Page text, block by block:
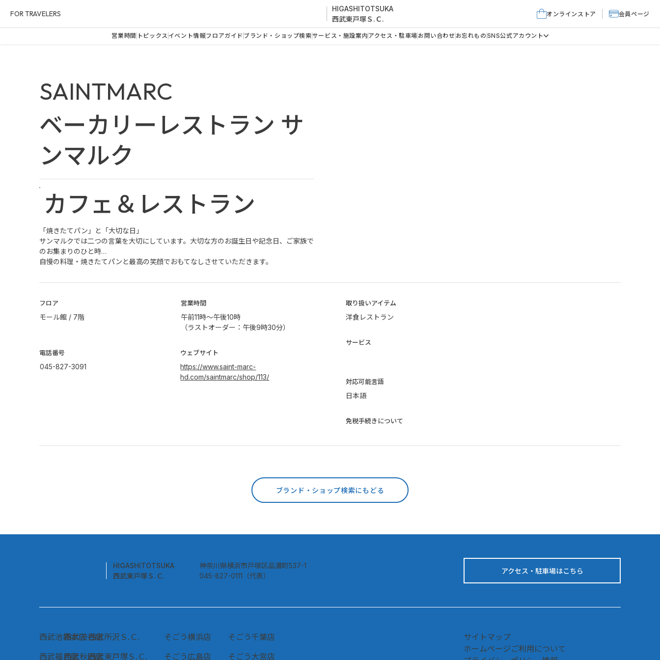
FOR TRAVELERS
HIGASHITOTSUKA
西武東戸塚Ｓ.Ｃ.
オンラインストア 会員ページ
営業時間 トピックス イベント情報フロアガイド ブランド・ショップ検索サービス・施設案内 アクセス・駐車場 お問い合わせ お忘れもの SNS公式アカウント
SAINTMARC
ベーカリーレストラン サ
ンマルク
カフェ＆レストラン
「焼きたてパン」と「大切な日」
サンマルクでは二つの言葉を大切にしています。大切な方のお誕生日や記念日、ご家族で
のお集まりのひと時…
自慢の料理・焼きたてパンと最高の笑顔でおもてなしさせていただきます。
​フロア
モール館 / 7階
電話番号
045-827-3091
営業時間
午前11時～午後10時
（ラストオーダー：午後9時30分）
ウェブサイト
https://www.saint-marc-
hd.com/saintmarc/shop/113/
取り扱いアイテム
洋食レストラン
サービス
​対応可能言語
日本語
免税手続きについて
ブランド・ショップ検索にもどる
HIGASHITOTSUKA
西武東戸塚Ｓ.Ｃ.
神奈川県横浜市戸塚区品濃町537-1
045-827-0111（代表）
西武池袋本店
西武渋谷店
西武東戸塚Ｓ.Ｃ.
西武所沢Ｓ.Ｃ.
西武福井店西武秋田店
そごう横浜店
そごう千葉店
そごう大宮店
そごう広島店
アクセス・駐車場はこちら
サイトマップ
ホームページご利用について